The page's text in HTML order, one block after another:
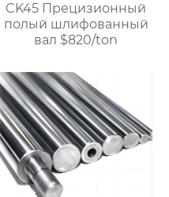
CK45 Прецизионный
полый шлифованный
вал $820/ton